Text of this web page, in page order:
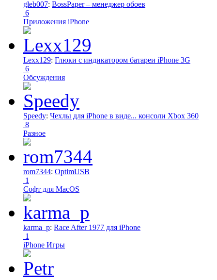
gleb007: BossPaper – менеджер обоев
6
Приложения iPhone
Lexx129: Глюки с индикатором батареи iPhone 3G
6
Обсуждения
Speedy: Чехлы для iPhone в виде... консоли Xbox 360
8
Разное
rom7344: OptimUSB
1
Софт для MacOS
karma_p: Race After 1977 для iPhone
1
iPhone Игры